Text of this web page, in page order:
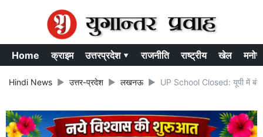
Home क्राइम उत्तरप्रदेश ▾ राजनीति राष्ट्रीय खेल
Hindi News उत्तर-प्रदेश लखनऊ UP School Closed: यूपी में बंद